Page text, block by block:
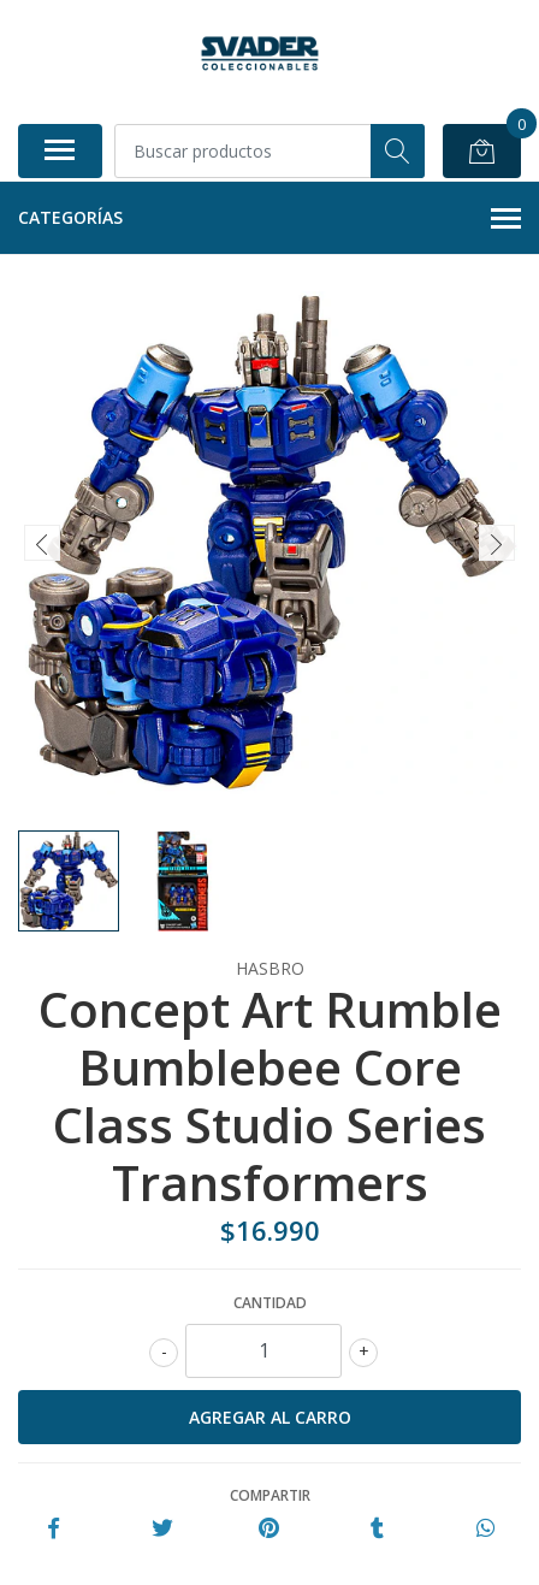
0
CATEGORÍAS
HASBRO
Concept Art Rumble
Bumblebee Core
Class Studio Series
Transformers
$16.990
CANTIDAD
+
-
COMPARTIR